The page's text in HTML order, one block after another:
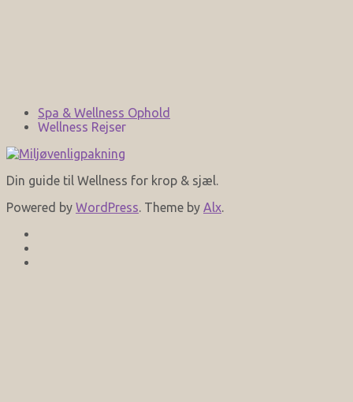
Spa & Wellness Ophold
Wellness Rejser
Din guide til Wellness for krop & sjæl.
Powered by WordPress. Theme by Alx.